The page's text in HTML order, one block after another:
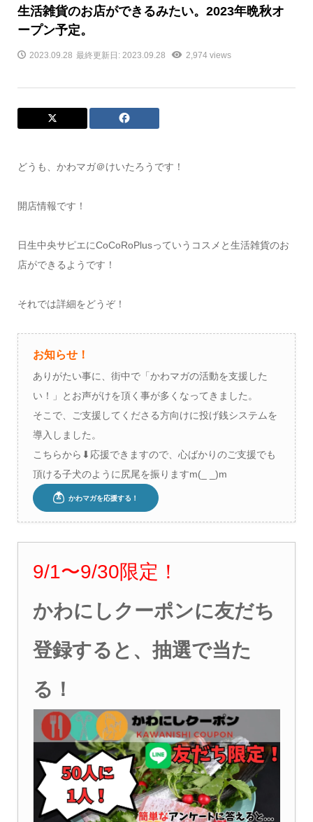
生活雑貨のお店ができるみたい。2023年晩秋オ
ープン予定。
2023.09.28 最終更新日: 2023.09.28 2,974 views
どうも、かわマガ＠けいたろうです！
開店情報です！
日生中央サピエにCoCoRoPlusっていうコスメと生活雑貨のお
店ができるようです！
それでは詳細をどうぞ！
お知らせ！
ありがたい事に、街中で「かわマガの活動を支援した
い！」とお声がけを頂く事が多くなってきました。
そこで、ご支援してくださる方向けに投げ銭システムを
導入しました。
こちらから⬇︎応援できますので、心ばかりのご支援でも
頂ける子犬のように尻尾を振りますm(_ _)m
9/1〜9/30限定！
かわにしクーポンに友だち
登録すると、抽選で当た
る！